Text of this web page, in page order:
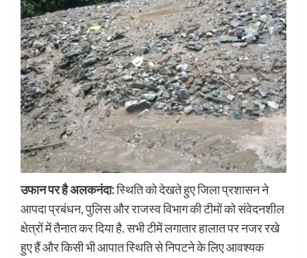
उफान पर है अलकनंदा:स्थिति को देखते हुए जिला प्रशासन ने
आपदा प्रबंधन, पुलिस और राजस्व विभाग की टीमों को संवेदनशील
क्षेत्रों में तैनात कर दिया है. सभी टीमें लगातार हालात पर नजर रखे
हुए हैं और किसी भी आपात स्थिति से निपटने के लिए आवश्यक